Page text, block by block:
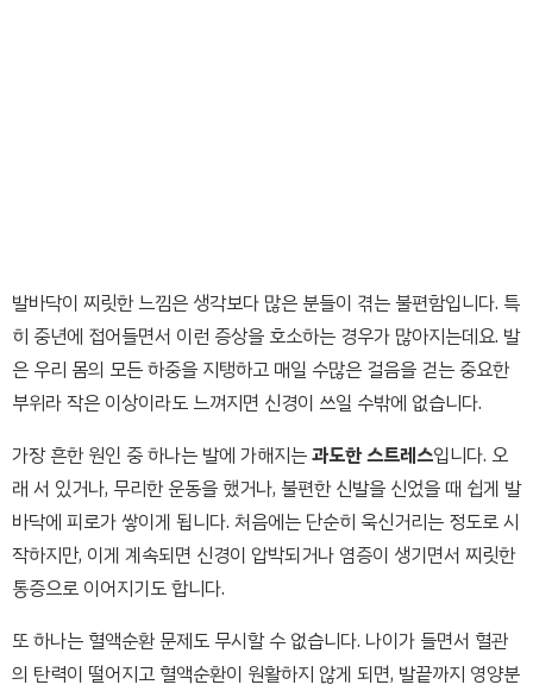
발바닥이 찌릿한 느낌은 생각보다 많은 분들이 겪는 불편함입니다. 특
히 중년에 접어들면서 이런 증상을 호소하는 경우가 많아지는데요. 발
은 우리 몸의 모든 하중을 지탱하고 매일 수많은 걸음을 걷는 중요한
부위라 작은 이상이라도 느껴지면 신경이 쓰일 수밖에 없습니다.
가장 흔한 원인 중 하나는 발에 가해지는과도한 스트레스입니다. 오
래 서 있거나, 무리한 운동을 했거나, 불편한 신발을 신었을 때 쉽게 발
바닥에 피로가 쌓이게 됩니다. 처음에는 단순히 욱신거리는 정도로 시
작하지만, 이게 계속되면 신경이 압박되거나 염증이 생기면서 찌릿한
통증으로 이어지기도 합니다.
또 하나는 혈액순환 문제도 무시할 수 없습니다. 나이가 들면서 혈관
의 탄력이 떨어지고 혈액순환이 원활하지 않게 되면, 발끝까지 영양분